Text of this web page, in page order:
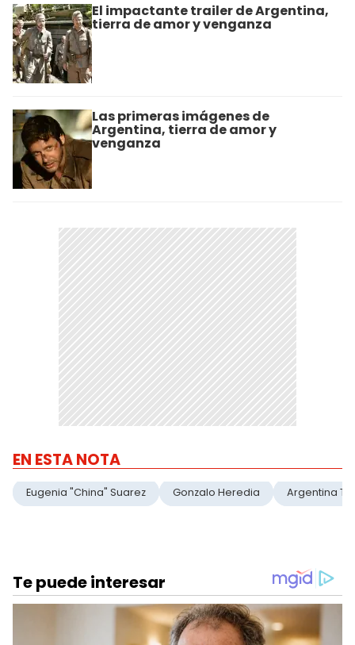
El impactante trailer de Argentina,
tierra de amor y venganza
Las primeras imágenes de
Argentina, tierra de amor y
venganza
EN ESTA NOTA
Eugenia "China" Suarez Gonzalo Heredia Argentina